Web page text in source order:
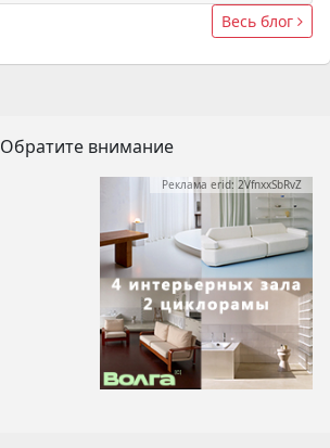
Весь блог
Обратите внимание
Реклама erid: 2VfnxxSbRvZ